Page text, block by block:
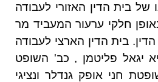
של בית הדין האזורי לעבודה
חלקי ערעור המעביד מר
בית הדין הארצי לעבודה
יגאל פליטמן , כב' השופט
חני אופק גנדלר ונציגי